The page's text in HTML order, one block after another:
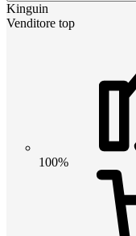
Kinguin
Venditore top
100%